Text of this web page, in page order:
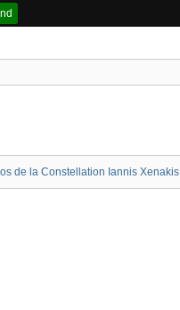
de la Constellation Iannis Xenakis